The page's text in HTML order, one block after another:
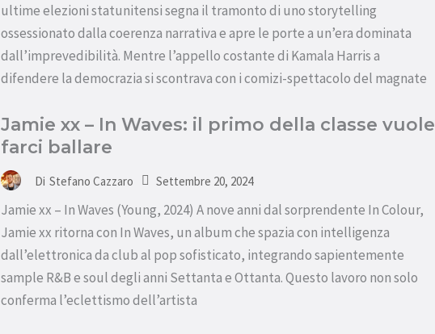
ultime elezioni statunitensi segna il tramonto di uno storytelling
ossessionato dalla coerenza narrativa e apre le porte a un’era dominata
dall’imprevedibilità. Mentre l’appello costante di Kamala Harris a
difendere la democrazia si scontrava con i comizi-spettacolo del magnate
Jamie xx – In Waves: il primo della classe vuole
farci ballare
Di Stefano Cazzaro Settembre 20, 2024
Jamie xx – In Waves (Young, 2024) A nove anni dal sorprendente In Colour,
Jamie xx ritorna con In Waves, un album che spazia con intelligenza
dall’elettronica da club al pop sofisticato, integrando sapientemente
sample R&B e soul degli anni Settanta e Ottanta. Questo lavoro non solo
conferma l’eclettismo dell’artista